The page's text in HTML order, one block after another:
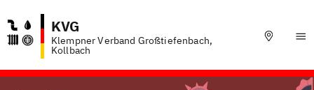
KVG
Klempner Verband Großtiefenbach,
Kollbach